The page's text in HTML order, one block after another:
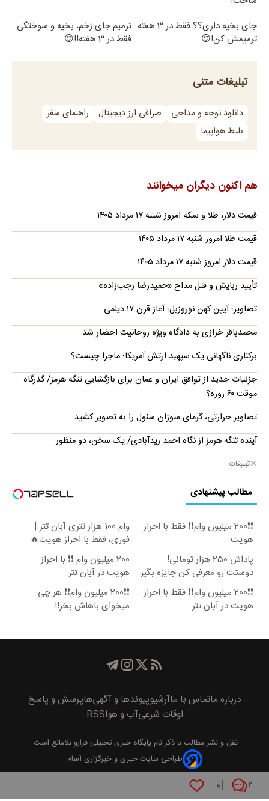
۲ ۰
جای بخیه داری؟؟ فقط در 3 هفته
ترمیمش کن!😍
ترمیم جای زخم، بخیه و سوختگی
فقط در 3 هفته!!😍
تبلیغات متنی
دانلود نوحه و مداحی صرافی ارز دیجیتال
راهنمای سفر
بلیط هواپیما
هم اکنون دیگران میخوانند
قیمت دلار، طلا و سکه امروز شنبه ۱۷ مرداد ۱۴۰۵
قیمت طلا امروز شنبه ۱۷ مرداد ۱۴۰۵
قیمت دلار امروز شنبه ۱۷ مرداد ۱۴۰۵
تأیید ربایش و قتل مداح «حمیدرضا رجب‌زاده»
تصاویر؛ آیین کهن نوروزبل؛ آغاز قرن ۱۷ دیلمی
محمدباقر خرازی به دادگاه ویژه روحانیت احضار شد
برکناری ناگهانی یک سپهبد ارتش آمریکا؛ ماجرا چیست؟
جزئیات جدید از توافق ایران و عمان برای بازگشایی تنگه هرمز/ گذرگاه
موقت ۶۰ روزه؟
تصاویر حرارتی، گرمای سوزان سئول را به تصویر کشید
آینده تنگه هرمز از نگاه احمد زیدآبادی/ یک سخن، دو منظور
تبلیغات
مطالب پیشنهادی
❗❗200 میلیون وام❗❗ فقط با احراز
هویت
وام 100 هزار تتری آبان تتر |
فوری، فقط با احراز هویت🔥
پاداش 250 هزار تومانی!
دوستت رو معرفی کن جایزه بگیر
😍
200 میلیون وام ❗❗ با احراز
هویت در آبان تتر
❗❗200 میلیون وام❗❗ فقط با احراز
هویت در آبان تتر
❗❗200 میلیون وام❗❗ هر چی
میخوای باهاش بخر!!
درباره ماتماس با ماآرشیوپیوند‌ها و آگهی‌هاپرسش و پاسخ
اوقات شرعیآب و هواRSS
نقل و نشر مطالب با ذکر نام پايگاه خبری تحليلی فراروبلامانع است.
طراحی سایت خبری و خبرگزاری آسام